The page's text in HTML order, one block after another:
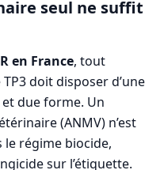
seul ne suffit
en France, tout
doit disposer d’une
due forme. Un
(ANMV) n’est
le régime biocide,
sur l’étiquette.